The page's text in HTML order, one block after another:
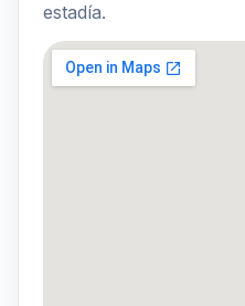
estadía.